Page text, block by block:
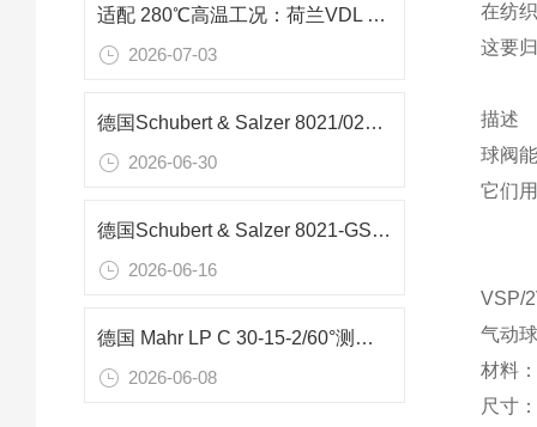
适配 280℃高温工况：荷兰VDL HT250 旋转填料阀在反应釜下料中的应用
2026-07-03
德国Schubert & Salzer 8021/025VGF113M滑阀在化工酸碱微腐蚀液体的应用
2026-06-30
德国Schubert & Salzer 8021-GS1 DN50滑动阀在废气流量控制中的应用分析
2026-06-16
德国 Mahr LP C 30-15-2/60°测量臂：变速箱阀体精密检测核心工具
2026-06-08
在纺
这要
描述
球阀
它们
VSP/
气动
材料
尺寸